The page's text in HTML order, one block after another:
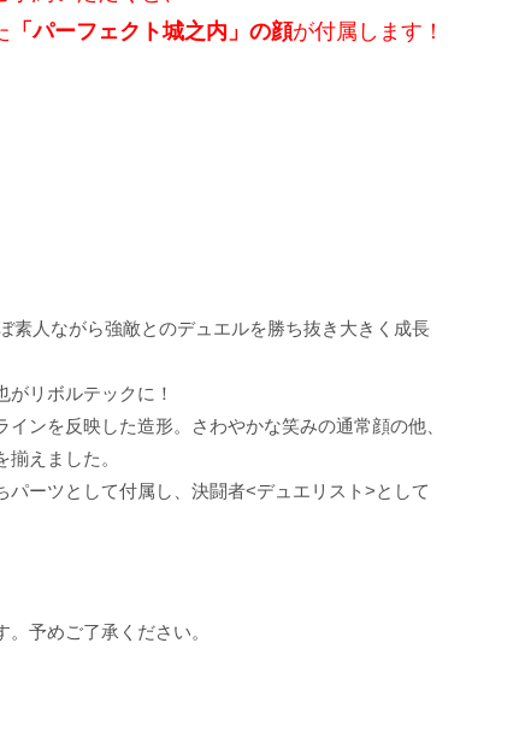
「パーフェクト城之内」の顔が付属します！
素人ながら強敵とのデュエルを勝ち抜き大きく成長
リボルテックに！
ンを反映した造形。さわやかな笑みの通常顔の他、
えました。
ーツとして付属し、決闘者<デュエリスト>として
予めご了承ください。